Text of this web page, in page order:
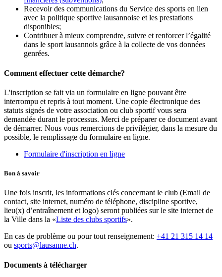
Recevoir des communications du Service des sports en lien
avec la politique sportive lausannoise et les prestations
disponibles;
Contribuer à mieux comprendre, suivre et renforcer l’égalité
dans le sport lausannois grâce à la collecte de vos données
genrées.
Comment effectuer cette démarche?
L'inscription se fait via un formulaire en ligne pouvant être
interrompu et repris à tout moment. Une copie électronique des
statuts signés de votre association ou club sportif vous sera
demandée durant le processus. Merci de préparer ce document avant
de démarrer. Nous vous remercions de privilégier, dans la mesure du
possible, le remplissage du formulaire en ligne.
Formulaire d'inscription en ligne
Bon à savoir
Une fois inscrit, les informations clés concernant le club (Email de
contact, site internet, numéro de téléphone, discipline sportive,
lieu(x) d’entraînement et logo) seront publiées sur le site internet de
la Ville dans la «Liste des clubs sportifs».
En cas de problème ou pour tout renseignement: +41 21 315 14 14
ou sports@lausanne.ch.
Documents à télécharger